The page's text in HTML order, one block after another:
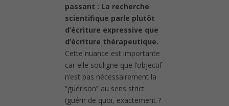
passant : La recherche
scientifique parle plutôt
d’écriture expressive que
d’écriture thérapeutique.
Cette nuance est importante
car elle souligne que l’objectif
n’est pas nécessairement la
“guérison” au sens strict
(guérir de quoi, exactement ?